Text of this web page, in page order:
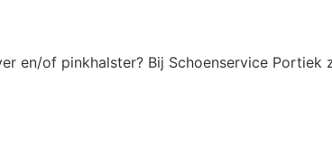
en/of pinkhalster? Bij Schoenservice